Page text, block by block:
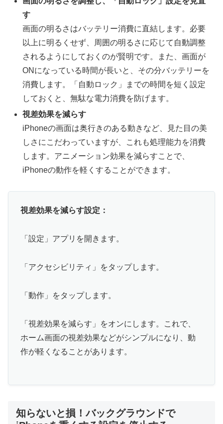
す
画面の明るさはバッテリー消費に直結します。必要
以上に明るくせず、周囲の明るさに応じて自動調整
されるようにしておくのが賢明です。また、画面が
ONになっている時間が長いと、その分バッテリーを
消費します。「自動ロック」までの時間を短く設定
しておくと、無駄な電力消費を防げます。
視差効果を減らす
iPhoneの画面は奥行きのある動きなど、見た目の美
しさにこだわっていますが、これも処理能力を消費
します。アニメーション効果を減らすことで、
iPhoneの動作を軽くすることができます。
視差効果を減らす設定：
「設定」アプリを開きます。
「アクセシビリティ」をタップします。
「動作」をタップします。
「視差効果を減らす」をオンにします。これで、
ホーム画面の視差効果などがシンプルになり、動
作が軽くなることがあります。
知らないと損！バックグラウンドで